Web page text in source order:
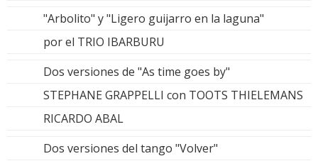
"Arbolito" y "Ligero guijarro en la laguna"
por el TRIO IBARBURU
Dos versiones de "As time goes by"
STEPHANE GRAPPELLI con TOOTS THIELEMANS
RICARDO ABAL
Dos versiones del tango "Volver"